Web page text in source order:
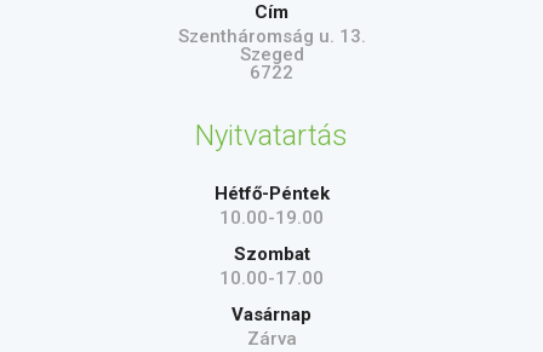
Cím
Szentháromság u. 13.
Szeged
6722
Nyitvatartás
Hétfő-Péntek
10.00-19.00
Szombat
10.00-17.00
Vasárnap
Zárva